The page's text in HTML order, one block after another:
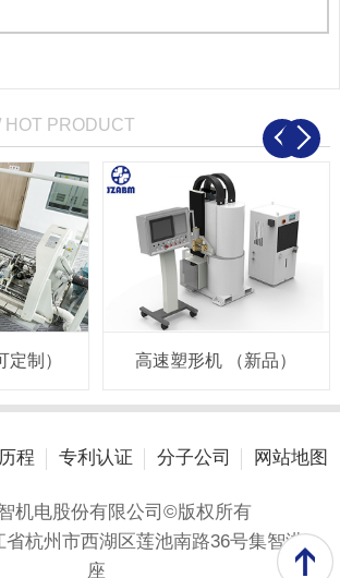
HOT PRODUCT
制） 高速塑形机 （新品）
程 专利认证 分子公司 网站地图
机电股份有限公司©版权所有
杭州市西湖区莲池南路36号集智港A
座